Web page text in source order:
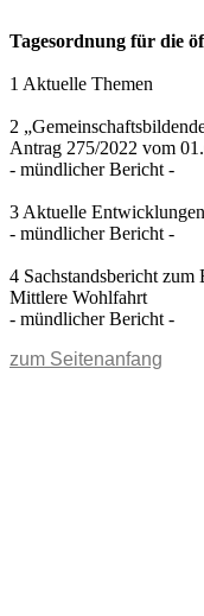
Tagesordnung für die
1 Aktuelle Themen
2
Antrag 275/2022 vom
- mündlicher Bericht -
3 Aktuelle
- mündlicher Bericht -
4 Sachstandsbericht
Mittlere Wohlfahrt
- mündlicher Bericht -
zum Seitenanfang